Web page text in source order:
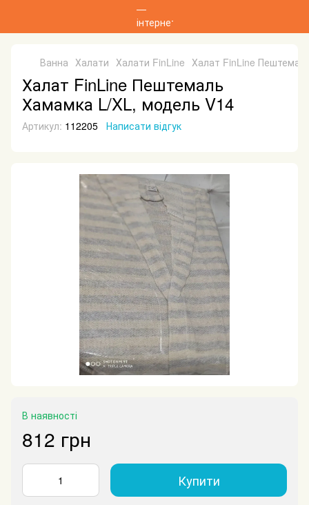
Ванна Халати Халати FinLine Халат FinLine
Халат FinLine Пештемаль
Хамамка L/XL, модель V14
Артикул: 112205 Написати відгук
В наявності
812 грн
Купити